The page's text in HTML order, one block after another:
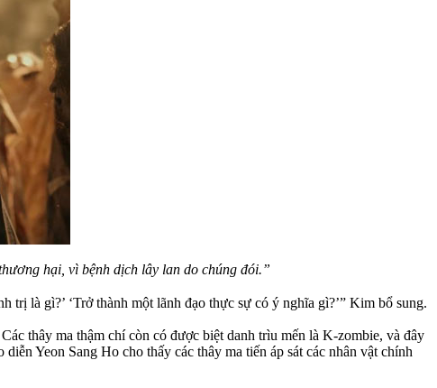
hại, vì bệnh dịch lây lan do chúng đói.”
là gì?’ ‘Trở thành một lãnh đạo thực sự có ý nghĩa gì?’” Kim bổ sung.
thây ma thậm chí còn có được biệt danh trìu mến là K-zombie, và đây
diễn Yeon Sang Ho cho thấy các thây ma tiến áp sát các nhân vật chính